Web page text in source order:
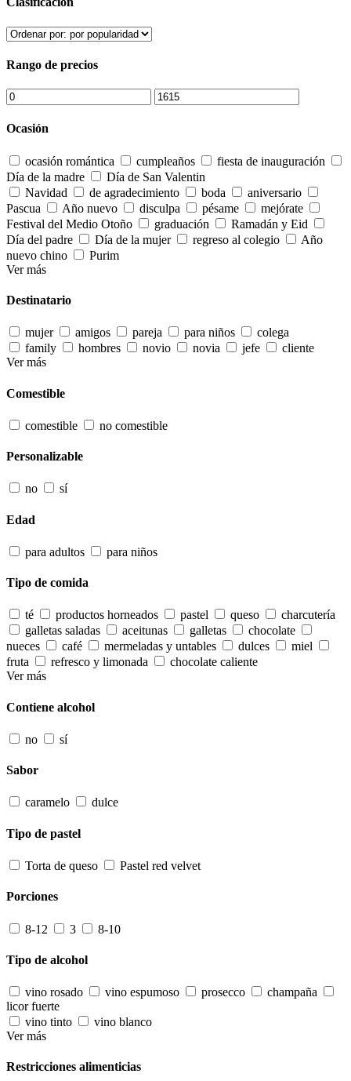
Rango de precios
Ocasión
ocasión romántica cumpleaños
fiesta de inauguración
Día de la madre
Día de San Valentin
Navidad
de agradecimiento boda
aniversario
Pascua
Año nuevo disculpa pésame
mejórate
Festival del Medio Otoño
graduación
Ramadán y Eid
Día del padre
Día de la mujer regreso al colegio
Año
nuevo chino
Purim
Ver más
Destinatario
mujer amigos pareja para niños
colega
family
hombres novio novia jefe
cliente
Ver más
Comestible
comestible no comestible
Personalizable
no sí
Edad
para adultos para niños
Tipo de comida
té productos horneados pastel queso
charcutería
galletas saladas
aceitunas galletas
chocolate
nueces
café mermeladas y untables dulces
miel
fruta
refresco y limonada
chocolate caliente
Ver más
Contiene alcohol
no sí
Sabor
caramelo dulce
Tipo de pastel
Torta de queso Pastel red velvet
Porciones
8-12 3 8-10
Tipo de alcohol
vino rosado vino espumoso prosecco
champaña
licor fuerte
vino tinto
vino blanco
Ver más
Restricciones alimenticias